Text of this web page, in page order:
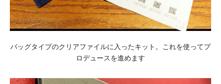
バッグタイプのクリアファイルに入ったキット。これを使ってプ
ロデュースを進めます